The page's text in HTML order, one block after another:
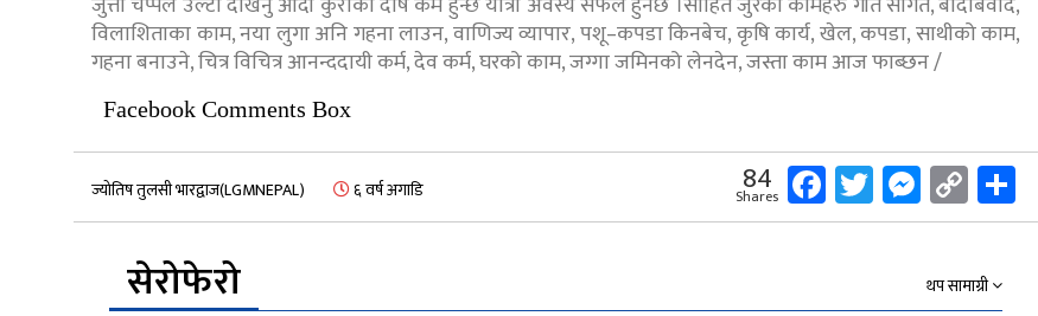
विलाशिताका काम, नया लुगा अनि गहना लाउन, वाणिज्य व्यापार, पशू–कपडा किनबेच, कृषि कार्य, खेल, कपडा, साथीको काम,
गहना बनाउने, चित्र विचित्र आनन्ददायी कर्म, देव कर्म, घरको काम, जग्गा जमिनको लेनदेन, जस्ता काम आज फाब्छन /
Facebook Comments Box
ज्योतिष तुलसी भारद्वाज(LGMNEPAL) ६ वर्ष अगाडि 84
Shares Facebook
TwitterCopy
Link
सेरोफेरो
थप सामाग्री